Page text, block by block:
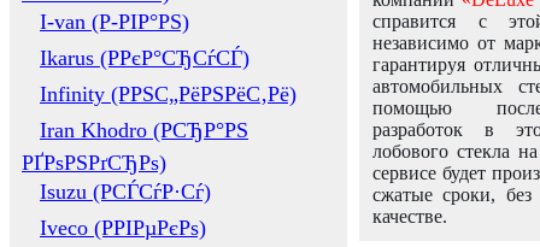
I-van (Р-РІР°РЅ)
Ikarus (РРєР°СЂСѓСЃ)
Infinity (РРЅС„РёРЅРёС‚Рё)
Iran Khodro (РСЂР°РЅ
РҐРѕРЅРґСЂРѕ)
Isuzu (РСЃСѓР·Сѓ)
Iveco (РРІРµРєРѕ)
справится с
независимо от
гарантируя
автомобильных
помощью
разработок в
лобового стекла
сервисе будет
сжатые сроки,
качестве.